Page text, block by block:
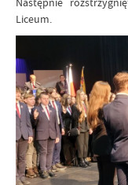
Liceum.